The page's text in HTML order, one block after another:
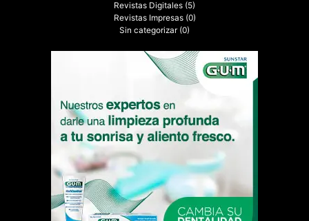
Revistas Digitales (5)
Revistas Impresas (0)
Sin categorizar (0)